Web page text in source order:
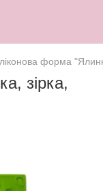
форма
зірка,